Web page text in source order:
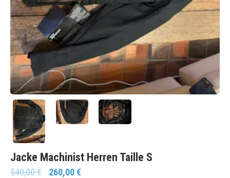
Jacke Machinist Herren Taille S
540,00€ 260,00€